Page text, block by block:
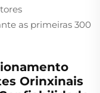
as primeiras 300
Orinxinais